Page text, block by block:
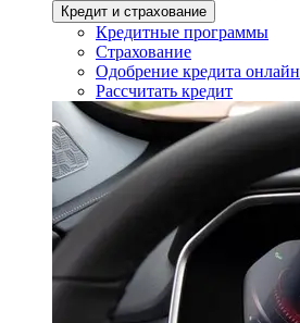
Кредит и страхование
Кредитные программы
Страхование
Одобрение кредита онлайн
Рассчитать кредит